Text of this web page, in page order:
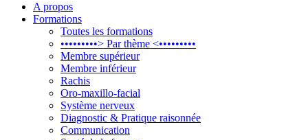
A propos
Formations
Toutes les formations
•••••••••> Par thème <•••••••••
Membre supérieur
Membre inférieur
Rachis
Oro-maxillo-facial
Système nerveux
Diagnostic & Pratique raisonnée
Communication